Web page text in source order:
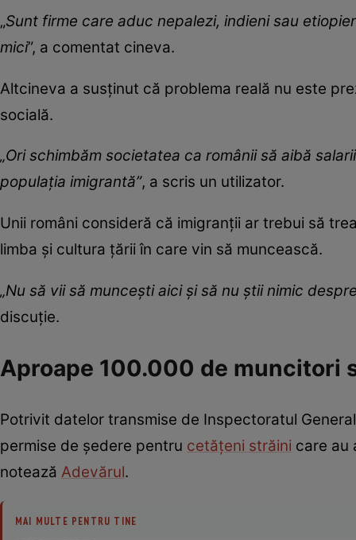
„Sunt firme care aduc nepalezi, indieni sau
mici”, a comentat cineva.
Altcineva a susținut că problema reală nu este
socială.
„Ori schimbăm societatea ca românii să aibă
populația imigrantă”, a scris un utilizator.
Unii români consideră că imigranții ar trebui să
limba și cultura țării în care vin să muncească.
„Nu să vii să muncești aici și să nu știi nimic
discuție.
Aproape 100.000 de muncitori
Potrivit datelor transmise de Inspectoratul
permise de ședere pentru cetățeni străini care au
notează Adevărul.
MAI MULTE PENTRU TINE